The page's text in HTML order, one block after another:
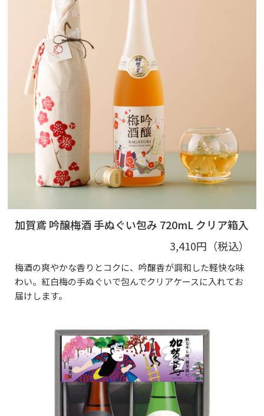
加賀鳶 吟醸梅酒 手ぬぐい包み 720mL クリア箱入
3,410円（税込）
梅酒の爽やかな香りとコクに、吟醸香が調和した軽快な味
わい。紅白梅の手ぬぐいで包んでクリアケースに入れてお
届けします。